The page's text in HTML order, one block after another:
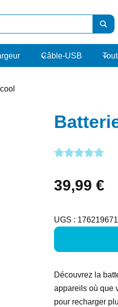
Câble-USB
39,99 €
UGS :
Découvrez la
appareils où que
pour recharger